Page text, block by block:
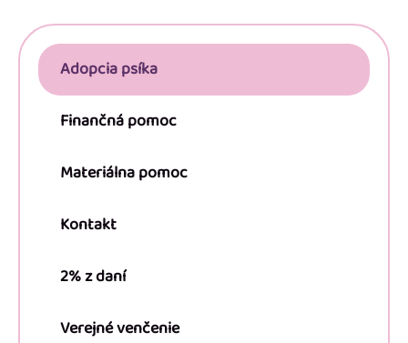
Adopcia psíka
Finančná pomoc
Materiálna pomoc
Kontakt
2% z daní
Verejné venčenie